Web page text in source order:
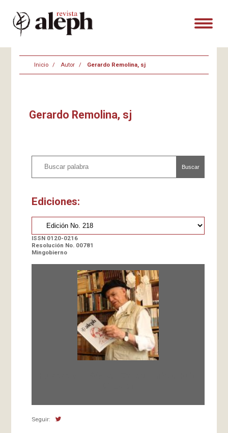
Inicio Autor Gerardo Remolina, sj
Gerardo Remolina, sj
Buscar
Ediciones:
ISSN 0120-0216
Resolución No. 00781
Mingobierno
Seguir: